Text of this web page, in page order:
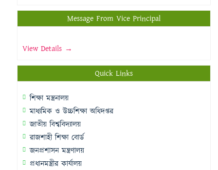
Message From Vice Principal
View Details →
Quick Links
শিক্ষা মন্ত্রনালয়
মাধ্যমিক ও উচ্চশিক্ষা অধিদপ্তর
জাতীয় বিশ্ববিদ্যালয়
রাজশাহী শিক্ষা বোর্ড
জনপ্রশাসন মন্ত্রণালয়
প্রধানমন্ত্রীর কার্যালয়